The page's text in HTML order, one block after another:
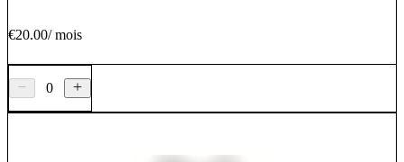
€20.00/mois
0